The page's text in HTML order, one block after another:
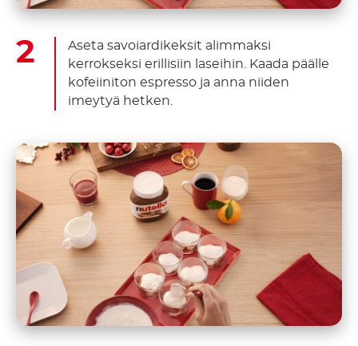
Aseta savoiardikeksit alimmaksi
kerrokseksi erillisiin laseihin. Kaada päälle
kofeiiniton espresso ja anna niiden
imeytyä hetken.